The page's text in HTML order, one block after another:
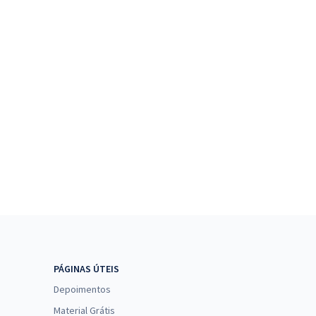
PÁGINAS ÚTEIS
Depoimentos
Material Grátis